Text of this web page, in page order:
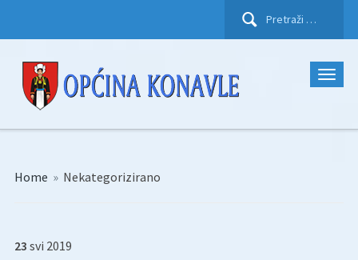
Pretraži:
Home » Nekategorizirano
23 svi 2019